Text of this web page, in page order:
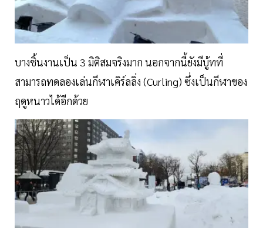
บางชิ้นงานเป็น 3 มิติสมจริงมาก นอกจากนี้ยังมีบู้ทที่
สามารถทดลองเล่นกีฬาเคิร์ลลิ่ง (Curling) ซึ่งเป็นกีฬาของ
ฤดูหนาวได้อีกด้วย